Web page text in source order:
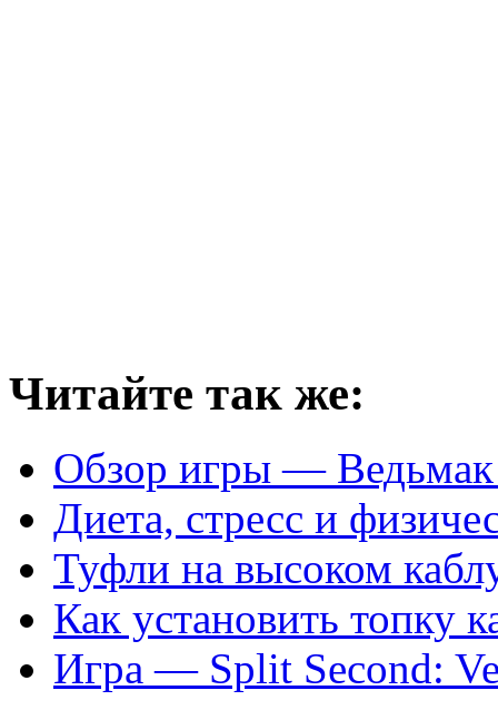
Читайте так же:
Обзор игры — Ведьмак
Диета, стресс и
Туфли на высоком
Как установить топку
Игра — Split Second: